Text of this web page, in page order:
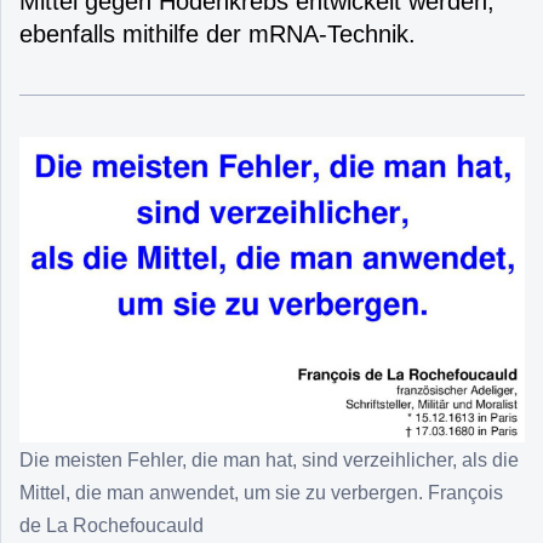
ebenfalls mithilfe der mRNA-Technik.
Die meisten Fehler, die man hat, sind verzeihlicher, als die
Mittel, die man anwendet, um sie zu verbergen. François
de La Rochefoucauld